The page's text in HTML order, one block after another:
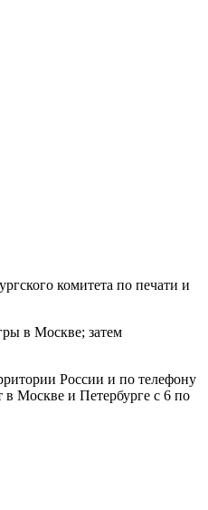
комитета по печати и
в Москве; затем
России и по телефону
Москве и Петербурге с 6 по